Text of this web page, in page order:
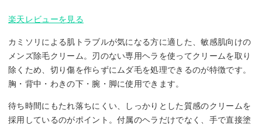
楽天レビューを見る
カミソリによる肌トラブルが気になる方に適した、敏感肌向けの
メンズ除毛クリーム。刃のない専用ヘラを使ってクリームを取り
除くため、切り傷を作らずにムダ毛を処理できるのが特徴です。
胸・背中・わきの下・腕・脚に使用できます。
待ち時間にもたれ落ちにくい、しっかりとした質感のクリームを
採用しているのがポイント。付属のヘラだけでなく、手で直接塗